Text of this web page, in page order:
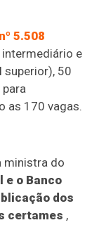
5.508
intermediário e
superior), 50
as 170 vagas.
ministra do
e o Banco
dos
certames ,